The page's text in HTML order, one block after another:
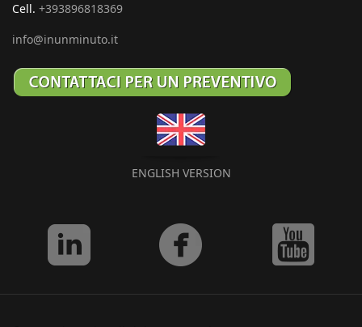
Cell. +393896818369
info@inunminuto.it
ENGLISH VERSION